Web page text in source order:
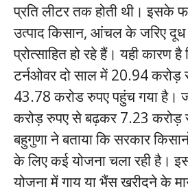
प्रति लीटर तक होती थी। इसके
उत्पाद किसान, आंचल के जरिए दूध
प्रोत्साहित हो रहे हैं। यही कारण
टर्नओवर दो साल में 20.94
43.78 करोड रुपए पहुंच गया है।
करोड़ रुपए से बढ़कर 7.23 करोड़
बहुगुणा ने बताया कि सरकार
के लिए कई योजना चला रही है।
योजना में गाय या भैंस खरीदने के